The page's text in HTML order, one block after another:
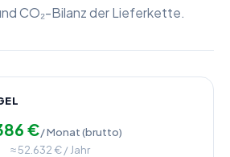
CO₂-Bilanz der Lieferkette.
€/ Monat (brutto)
≈52.632€ / Jahr